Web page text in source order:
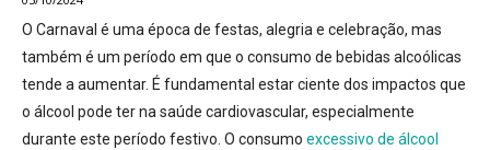
O Carnaval é uma época de festas, alegria e celebração, mas
também é um período em que o consumo de bebidas alcoólicas
tende a aumentar. É fundamental estar ciente dos impactos que
o álcool pode ter na saúde cardiovascular, especialmente
durante este período festivo. O consumo excessivo de álcool